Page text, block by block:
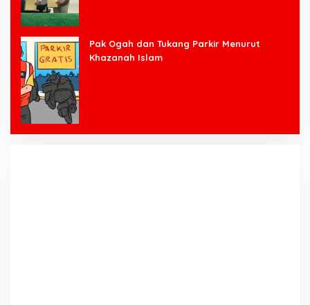
Pak Ogah dan Tukang Parkir Menurut
Khazanah Islam